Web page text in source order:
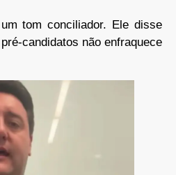
tom conciliador. Ele disse
candidatos não enfraquece